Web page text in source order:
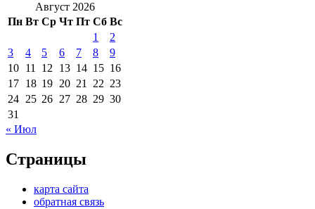
Август 2026
Пн Вт Ср Чт Пт Сб Вс
1
2
3
4 5 6 7 8
9
10 11 12 13 14 15 16
17 18 19 20 21 22 23
24 25 26 27 28 29 30
31
« Июл
Страницы
карта сайта
обратная связь